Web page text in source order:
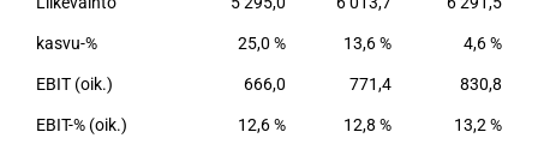
kasvu-% 25,0 % 13,6 % 4,6 %
EBIT (oik.) 666,0 771,4 830,8
EBIT-% (oik.) 12,6 % 12,8 % 13,2 %